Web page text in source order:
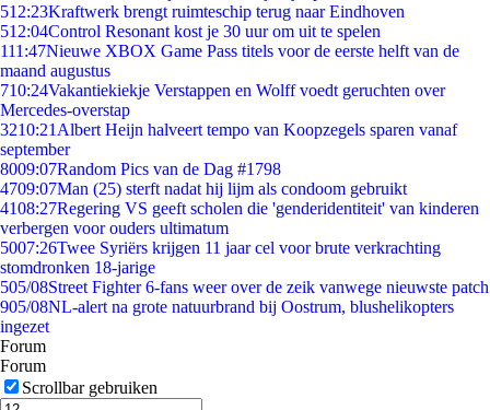
512:23Kraftwerk brengt ruimteschip terug naar Eindhoven
512:04Control Resonant kost je 30 uur om uit te spelen
111:47Nieuwe XBOX Game Pass titels voor de eerste helft van de
maand augustus
710:24Vakantiekiekje Verstappen en Wolff voedt geruchten over
Mercedes-overstap
3210:21 Albert Heijn halveert tempo van Koopzegels sparen vanaf
september
8009:07Random Pics van de Dag #1798
4709:07Man (25) sterft nadat hij lijm als condoom gebruikt
4108:27Regering VS geeft scholen die 'genderidentiteit' van kinderen
verbergen voor ouders ultimatum
5007:26Twee Syriërs krijgen 11 jaar cel voor brute verkrachting
stomdronken 18-jarige
505/08Street Fighter 6-fans weer over de zeik vanwege nieuwste patch
905/08NL-alert na grote natuurbrand bij Oostrum, blushelikopters
ingezet
Forum
Forum
Scrollbar gebruiken